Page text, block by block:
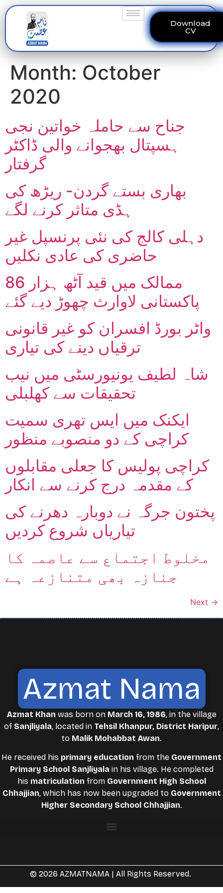
Download
CV
Month: October
2020
جناح سے حاملہ خواتین نجی
ہسپتال بھجوانے والی ڈاکٹر
گرفتار
بھاری بستے گردن- ریڑھ کی
ہڈی متاثر کرنے لگے
دہلی کالج کی نئی پرنسپل غیر
حاضری کی عادی نکلیں
86 ممالک میں قید آٹھ ہزار
پاکستانی لاوارث چھوڑ دیے گئے
واٹر بورڈ افسران کو غیر قانونی
ترقیاں دینے کی تیاری
شاہ لطیف یونیورسٹی میں نیب
تحقیقات سے کھلبلی
ایکنک میں ایس تھری سمیت
کراچی کے دو منصوبے منظور
کراچی پولیس کا جعلی مقابلوں
کے مقدمہ درج کرنے سے انکار
پختون جرگہ نے دوبارہ دھرنے کی
تیاریاں شروع کردیں
مخلوط اجتماع سے عاصمہ کا
جنازہ بھی متنازعہ ہے
Next →
Azmat Nama
Azmat Khan was born on March 16, 1986, in the village
of Sanjliyala, located in Tehsil Khanpur, District Haripur,
to Malik Mohabbat Awan.
He received his primary education from the Government
Primary School Sanjliyala in his village. He completed
his matriculation from Government High School
Chhajjian, which has now been upgraded to Government
Higher Secondary School Chhajjian.
© 2026 AZMATNAMA | All Rights Reserved.